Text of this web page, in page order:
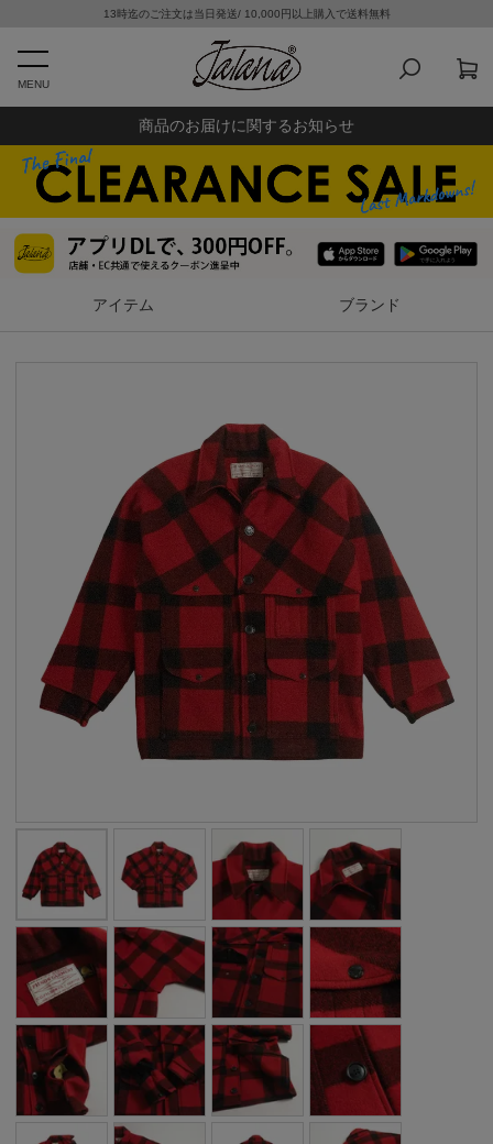
13時迄のご注文は当日発送/ 10,000円以上購入で送料無料
MENU
商品のお届けに関するお知らせ
アイテム ブランド